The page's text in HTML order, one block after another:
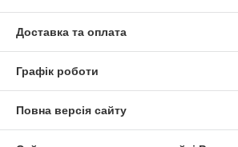
Доставка та оплата
Графік роботи
Повна версія сайту